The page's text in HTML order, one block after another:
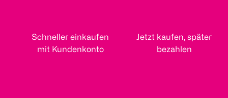
Schneller einkaufen
mit Kundenkonto
Jetzt kaufen, später
bezahlen